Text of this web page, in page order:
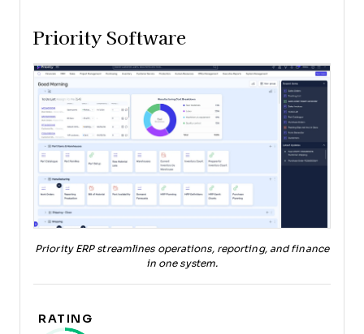
Priority Software
Priority ERP streamlines operations, reporting, and finance
in one system.
RATING